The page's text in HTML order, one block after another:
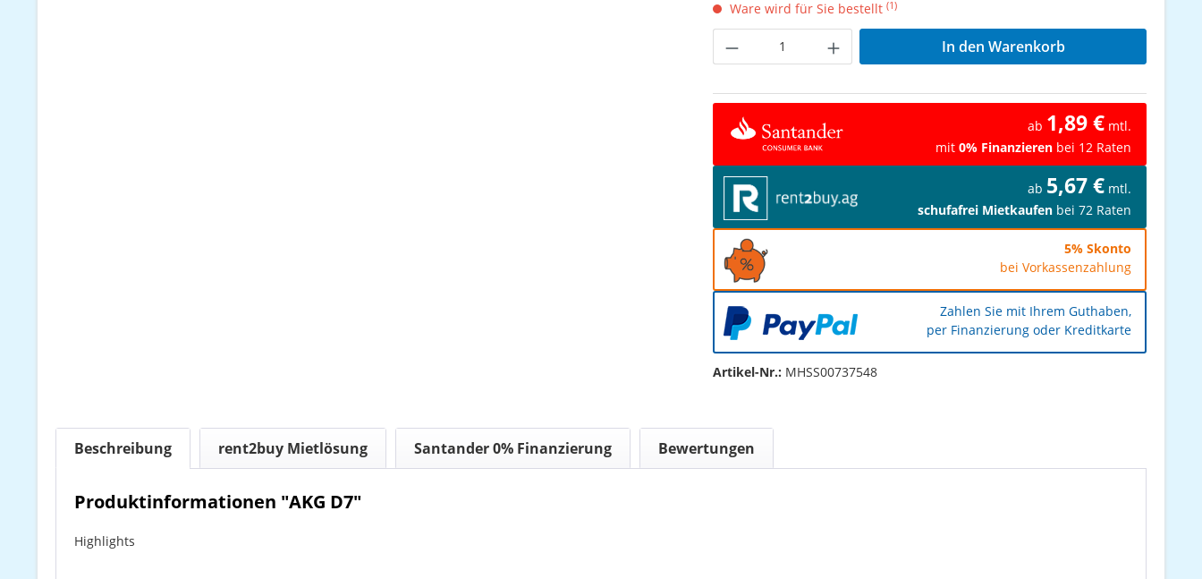
Ware wird für Sie bestellt (1)
Produkt Anzahl: Gib den gewünschten Wert
In den Warenkorb
ab 1,89 € mtl.
mit 0% Finanzieren bei 12 Raten
ab 5,67 € mtl.
schufafrei Mietkaufen bei 72 Raten
5% Skonto
bei Vorkassenzahlung
Zahlen Sie mit Ihrem Guthaben,
per Finanzierung oder Kreditkarte
Artikel-Nr.: MHSS00737548
Beschreibung rent2buy Mietlösung Santander 0% Finanzierung Bewertungen
Produktinformationen "AKG D7"
Highlights